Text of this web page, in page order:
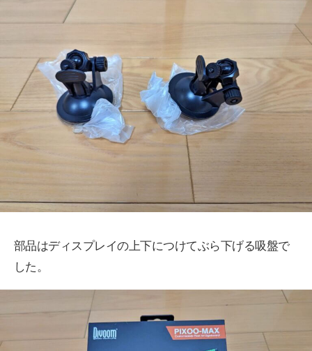
部品はディスプレイの上下につけてぶら下げる吸盤で
した。